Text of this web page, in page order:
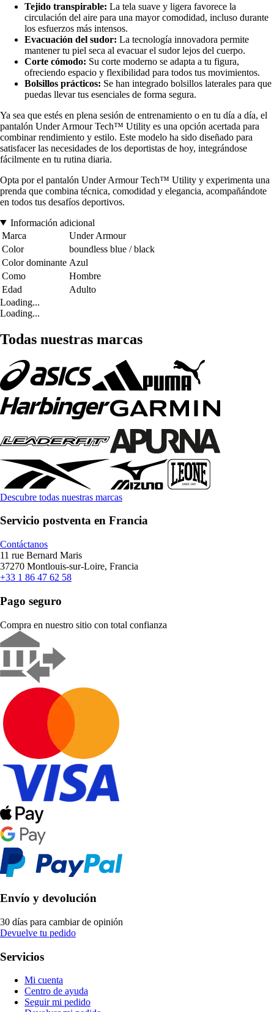
Tejido transpirable: La tela suave y ligera favorece la
circulación del aire para una mayor comodidad, incluso durante
los esfuerzos más intensos.
Evacuación del sudor: La tecnología innovadora permite
mantener tu piel seca al evacuar el sudor lejos del cuerpo.
Corte cómodo: Su corte moderno se adapta a tu figura,
ofreciendo espacio y flexibilidad para todos tus movimientos.
Bolsillos prácticos: Se han integrado bolsillos laterales para que
puedas llevar tus esenciales de forma segura.
Ya sea que estés en plena sesión de entrenamiento o en tu día a día, el
pantalón Under Armour Tech™ Utility es una opción acertada para
combinar rendimiento y estilo. Este modelo ha sido diseñado para
satisfacer las necesidades de los deportistas de hoy, integrándose
fácilmente en tu rutina diaria.
Opta por el pantalón Under Armour Tech™ Utility y experimenta una
prenda que combina técnica, comodidad y elegancia, acompañándote
en todos tus desafíos deportivos.
Información adicional
Marca
Under Armour
Color
boundless blue / black
Color dominante Azul
Como
Hombre
Edad
Adulto
Loading...
Loading...
Todas nuestras marcas
Descubre todas nuestras marcas
Servicio postventa en Francia
Contáctanos
11 rue Bernard Maris
37270 Montlouis-sur-Loire, Francia
+33 1 86 47 62 58
Pago seguro
Compra en nuestro sitio con total confianza
Envío y devolución
30 días para cambiar de opinión
Devuelve tu pedido
Servicios
Mi cuenta
Centro de ayuda
Seguir mi pedido